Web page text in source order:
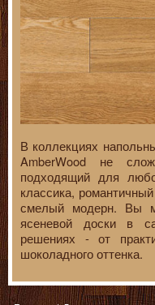
В коллекциях
AmberWood не
подходящий для
классика,
смелый модерн. Вы
ясеневой доски в
решениях - от
шоколадного оттенка.